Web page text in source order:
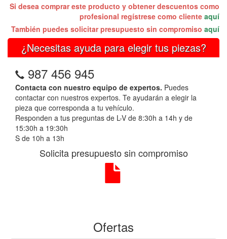
Si desea comprar este producto y obtener descuentos como
profesional regístrese como cliente aquí
También puedes solicitar presupuesto sin compromiso aquí
¿Necesitas ayuda para elegir tus piezas?
987 456 945
Contacta con nuestro equipo de expertos. Puedes
contactar con nuestros expertos. Te ayudarán a elegir la
pieza que corresponda a tu vehículo.
Responden a tus preguntas de L-V de 8:30h a 14h y de
15:30h a 19:30h
S de 10h a 13h
Solicita presupuesto sin compromiso
Ofertas